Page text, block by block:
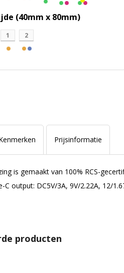
(40mm x 80mm)
1 2
Prijsinformatie
is gemaakt van 100% RCS-
output: DC5V/3A, 9V/2.22A, 12/
producten